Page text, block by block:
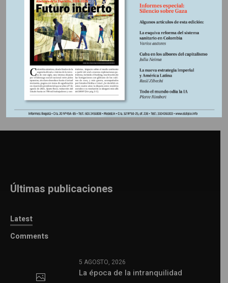
Información adicional
Últimas publicaciones
Latest
Comments
5 AGOSTO, 2026
La época de la intranquilidad